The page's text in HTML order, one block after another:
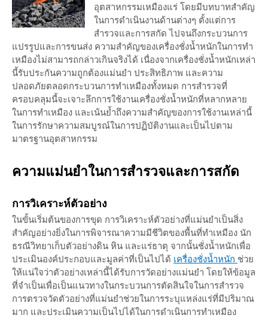
อุตสาหกรรมเหมืองแร่ โดยมีบทบาทสำคัญ
ในการดำเนินงานด้านต่างๆ ตั้งแต่การ
สำรวจและการสกัด ไปจนถึงกระบวนการ
แปรรูปและการขนส่ง ความสำคัญของเครื่องชั่งน้ำหนักในการทำ
เหมืองไม่สามารถกล่าวเกินจริงได้ เนื่องจากเครื่องชั่งน้ำหนักเหล่า
นี้รับประกันความถูกต้องแม่นยำ ประสิทธิภาพ และความ
ปลอดภัยตลอดกระบวนการทำเหมืองทั้งหมด การสำรวจที่
ครอบคลุมนี้จะเจาะลึกการใช้งานเครื่องชั่งน้ำหนักที่หลากหลาย
ในการทำเหมือง และเน้นย้ำถึงความสำคัญของการใช้งานเหล่านี้
ในการรักษาความสมบูรณ์ในการปฏิบัติงานและเป็นไปตาม
มาตรฐานอุตสาหกรรม
ความแม่นยำในการสำรวจและการสกัด
การวิเคราะห์ตัวอย่าง
ในขั้นเริ่มต้นของการขุด การวิเคราะห์ตัวอย่างที่แม่นยำเป็นสิ่ง
สำคัญอย่างยิ่งในการพิจารณาความมีชีวิตของพื้นที่ทำเหมือง นัก
ธรณีวิทยาเก็บตัวอย่างดิน หิน และแร่ธาตุ จากนั้นชั่งน้ำหนักเพื่อ
ประเมินองค์ประกอบและมูลค่าที่เป็นไปได้ เครื่องชั่งน้ำหนัก ช่วย
ให้แน่ใจว่าตัวอย่างเหล่านี้ได้รับการวัดอย่างแม่นยำ โดยให้ข้อมูล
ที่จำเป็นเพื่อเป็นแนวทางในกระบวนการตัดสินใจในการสำรวจ
การตรวจวัดตัวอย่างที่แม่นยำช่วยในการระบุแหล่งแร่ที่มีปริมาณ
มาก และประเมินความเป็นไปได้ในการดำเนินการทำเหมือง